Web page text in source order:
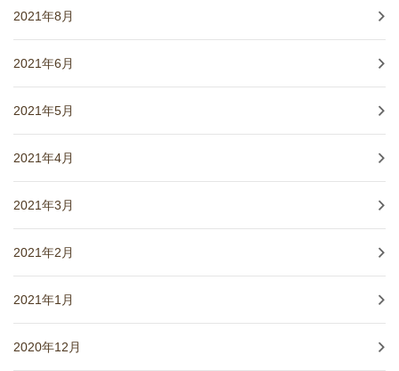
2021年8月
2021年6月
2021年5月
2021年4月
2021年3月
2021年2月
2021年1月
2020年12月